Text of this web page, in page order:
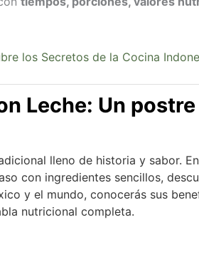
los Secretos de la Cocina
Leche: Un postre
lleno de historia y sabor.
con ingredientes sencillos,
y el mundo, conocerás sus
nutricional completa.